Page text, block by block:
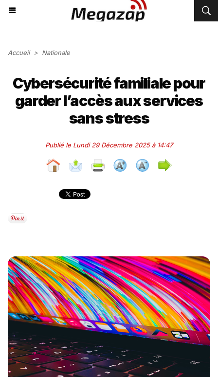
Accueil > Nationale
Cybersécurité familiale pour
garder l’accès aux services
sans stress
Publié le Lundi 29 Décembre 2025 à 14:47